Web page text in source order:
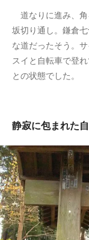
道なりに進み、角
坂切り通し。鎌倉
な道だったそう。
スイと自転車で登
との状態でした。
静寂に包まれた